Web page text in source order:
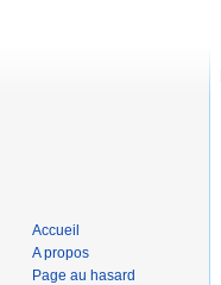
Accueil
A propos
Page au hasard